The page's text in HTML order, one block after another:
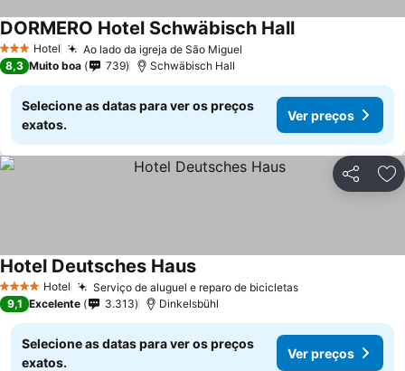
3 EstrelasHotel Ao lado da igreja de São Miguel
DORMERO Hotel Schwäbisch HallVer preços
8,3 Muito boa 739 Schwäbisch Hall
Selecione as datas para ver os preços
exatos.
Ver preços
Partilhar
4 EstrelasHotel Serviço de aluguel e reparo de bicicletasVer preços
Hotel Deutsches HausVer preços
9,1 Excelente 3.313 Dinkelsbühl
Selecione as datas para ver os preços
exatos.
Ver preços